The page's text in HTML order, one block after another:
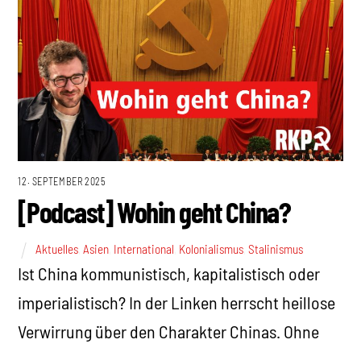
12. SEPTEMBER 2025
[Podcast] Wohin geht China?
Aktuelles ,Asien International Kolonialismus ,Stalinismus
Ist China kommunistisch, kapitalistisch oder
imperialistisch? In der Linken herrscht heillose
Verwirrung über den Charakter Chinas. Ohne